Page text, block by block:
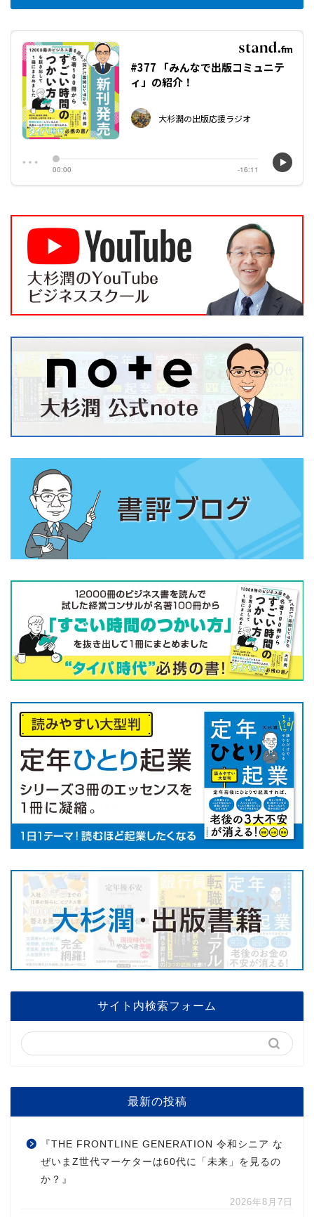
サイト内検索フォーム
最新の投稿
『THE FRONTLINE GENERATION 令和シニア な
ぜいまZ世代マーケターは60代に「未来」を見るの
か？』
2026年8月7日